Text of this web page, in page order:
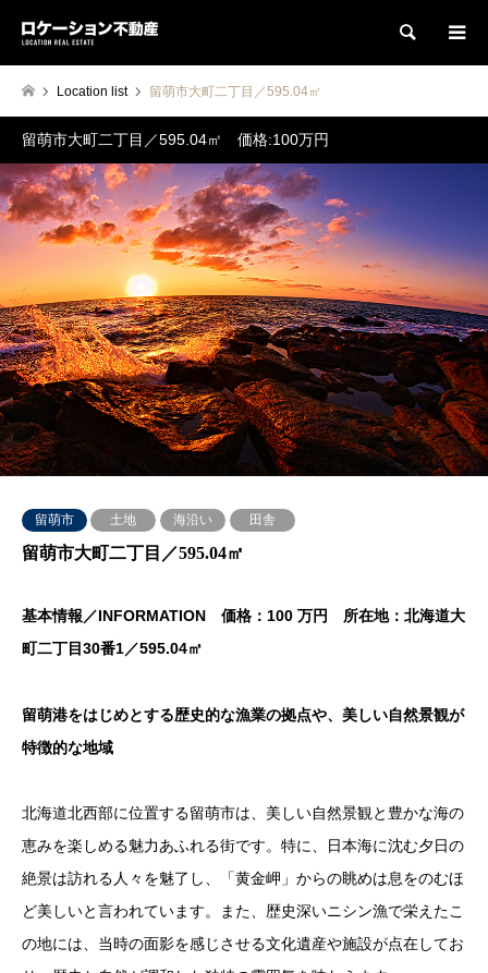
検索
Location list 留萌市大町二丁目／595.04㎡
留萌市大町二丁目／595.04㎡ 価格:100万円
留萌市 土地 海沿い 田舎
留萌市大町二丁目／595.04㎡
基本情報／INFORMATION 価格：100 万円 所在地：北海道大
町二丁目30番1／595.04㎡
留萌港をはじめとする歴史的な漁業の拠点や、美しい自然景観が
特徴的な地域
北海道北西部に位置する留萌市は、美しい自然景観と豊かな海の
恵みを楽しめる魅力あふれる街です。特に、日本海に沈む夕日の
絶景は訪れる人々を魅了し、「黄金岬」からの眺めは息をのむほ
ど美しいと言われています。また、歴史深いニシン漁で栄えたこ
の地には、当時の面影を感じさせる文化遺産や施設が点在してお